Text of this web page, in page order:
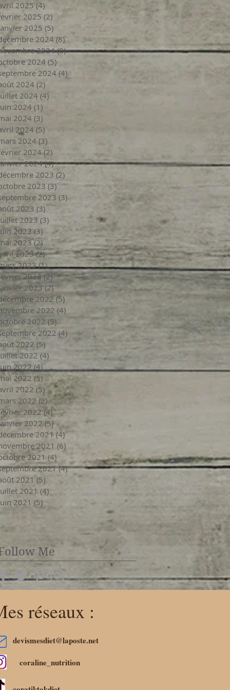
2025 (4)
2025 (2) 2 posts
2025 (5)
2024(8)8 posts
2024 (8)8 posts
2024(5)
2024 (4)
2024 (2)
2024 (4)
2024(1)
2024 (3)
2024 (5)
2024 (3)
2024(2)
2024 (4)4 posts
2023 (2) 2 posts
2023 (3)3 posts
2023 (3)
2023 (3)3 posts
2023 (3) 3 posts
2023 (3) 3 posts
2023 (2)2 posts
2023(2)2 posts
2023(1)1 post
2023(2)2 posts
2023(2)2 posts
2022 (5) 5 posts
2022 (4)
2022 (5) 5 posts
2022 (4) 4 posts
2022 (5)
2022 (4)
2022 (4)4 posts
2022 (5) 5 posts
2022 (5) 5 posts
2022 (2) 2 posts
2022 (4)4 posts
2022(5)5 posts
2021 (4)4 posts
2021 (6)
2021 (4) 4 posts
2021(4)4 posts
2021 (5)
2021 (4)
2021 (5)
Me
réseaux :
devismesdiet@laposte.net
coraline_nutrition